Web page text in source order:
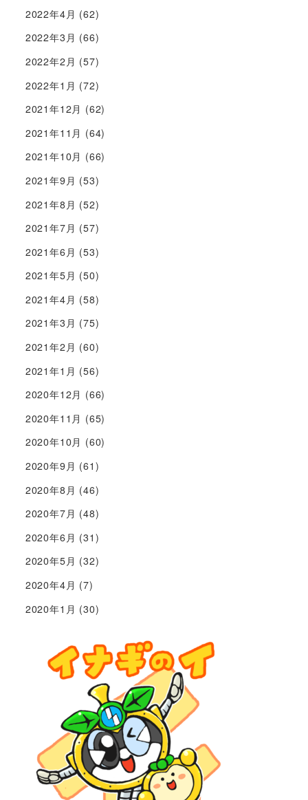
2022年4月 (62)
2022年3月 (66)
2022年2月 (57)
2022年1月 (72)
2021年12月 (62)
2021年11月 (64)
2021年10月 (66)
2021年9月 (53)
2021年8月 (52)
2021年7月 (57)
2021年6月 (53)
2021年5月 (50)
2021年4月 (58)
2021年3月 (75)
2021年2月 (60)
2021年1月 (56)
2020年12月 (66)
2020年11月 (65)
2020年10月 (60)
2020年9月 (61)
2020年8月 (46)
2020年7月 (48)
2020年6月 (31)
2020年5月 (32)
2020年4月 (7)
2020年1月 (30)